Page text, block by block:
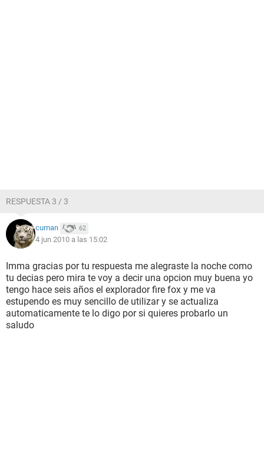
RESPUESTA 3 / 3
cuman 62
4 jun 2010 a las 15:02
Imma gracias por tu respuesta me alegraste la noche como
tu decias pero mira te voy a decir una opcion muy buena yo
tengo hace seis años el explorador fire fox y me va
estupendo es muy sencillo de utilizar y se actualiza
automaticamente te lo digo por si quieres probarlo un
saludo